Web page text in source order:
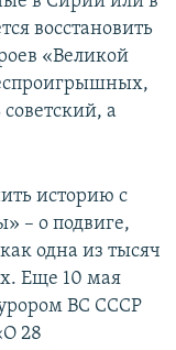
восстановить
«Великой
а
историю с
– о подвиге,
одна из тысяч
Еще 10 мая
ВС СССР
28